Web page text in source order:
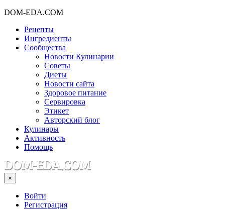
DOM-EDA.COM
Рецепты
Ингредиенты
Сообщества
Новости Кулинарии
Советы
Диеты
Новости сайта
Здоровое питание
Сервировка
Этикет
Авторский блог
Кулинары
Активность
Помощь
×
Войти
Регистрация